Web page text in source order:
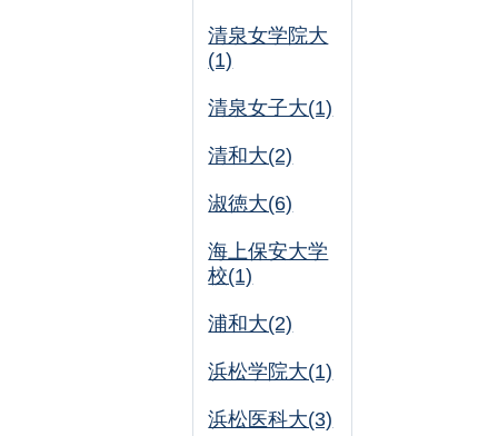
清泉女学院大
(1)
清泉女子大(1)
清和大(2)
淑徳大(6)
海上保安大学
校(1)
浦和大(2)
浜松学院大(1)
浜松医科大(3)